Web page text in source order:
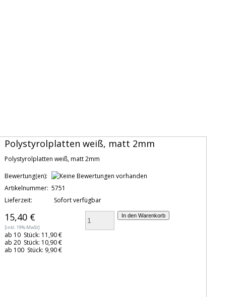
Polystyrolplatten weiß, matt 2mm
Polystyrolplatten weiß, matt 2mm
Bewertung(en):
Artikelnummer: 5751
Lieferzeit:
Sofort verfügbar
15,40 €
[inkl. 19% MwSt]
ab 10 Stück: 11,90 €
ab 20 Stück: 10,90 €
ab 100 Stück: 9,90 €